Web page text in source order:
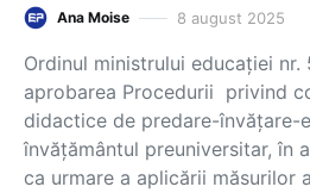
Ana Moise 8 august 2025
Ordinul ministrului educației nr.
aprobarea Procedurii privind
didactice de predare-învățare-
învățământul preuniversitar, în
ca urmare a aplicării măsurilor